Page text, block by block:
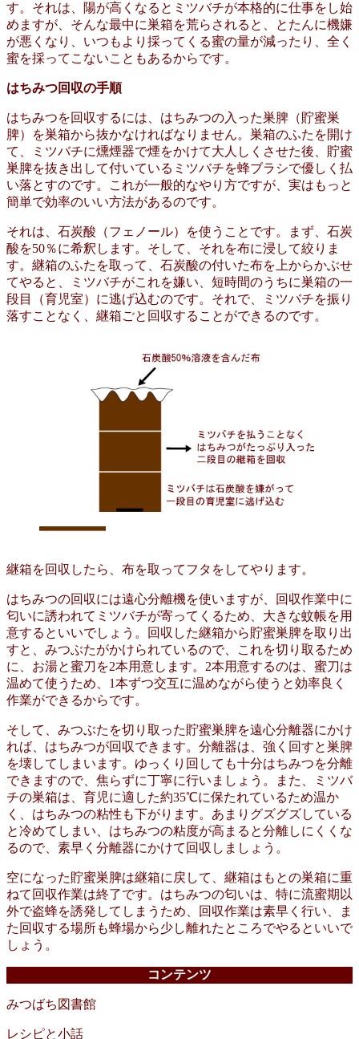
す。それは、陽が高くなるとミツバチが本格的に仕事をし始
めますが、そんな最中に巣箱を荒らされると、とたんに機嫌
が悪くなり、いつもより採ってくる蜜の量が減ったり、全く
蜜を採ってこないこともあるからです。
はちみつ回収の手順
はちみつを回収するには、はちみつの入った巣脾（貯蜜巣
脾）を巣箱から抜かなければなりません。巣箱のふたを開け
て、ミツバチに燻煙器で煙をかけて大人しくさせた後、貯蜜
巣脾を抜き出して付いているミツバチを蜂ブラシで優しく払
い落とすのです。これが一般的なやり方ですが、実はもっと
簡単で効率のいい方法があるのです。
それは、石炭酸（フェノール）を使うことです。まず、石炭
酸を50％に希釈します。そして、それを布に浸して絞りま
す。継箱のふたを取って、石炭酸の付いた布を上からかぶせ
てやると、ミツバチがこれを嫌い、短時間のうちに巣箱の一
段目（育児室）に逃げ込むのです。それで、ミツバチを振り
落すことなく、継箱ごと回収することができるのです。
継箱を回収したら、布を取ってフタをしてやります。
はちみつの回収には遠心分離機を使いますが、回収作業中に
匂いに誘われてミツバチが寄ってくるため、大きな蚊帳を用
意するといいでしょう。回収した継箱から貯蜜巣脾を取り出
すと、みつぶたがかけられているので、これを切り取るため
に、お湯と蜜刀を2本用意します。2本用意するのは、蜜刀は
温めて使うため、1本ずつ交互に温めながら使うと効率良く
作業ができるからです。
そして、みつぶたを切り取った貯蜜巣脾を遠心分離器にかけ
れば、はちみつが回収できます。分離器は、強く回すと巣脾
を壊してしまいます。ゆっくり回しても十分はちみつを分離
できますので、焦らずに丁寧に行いましょう。また、ミツバ
チの巣箱は、育児に適した約35℃に保たれているため温か
く、はちみつの粘性も下がります。あまりグズグズしている
と冷めてしまい、はちみつの粘度が高まると分離しにくくな
るので、素早く分離器にかけて回収しましょう。
空になった貯蜜巣脾は継箱に戻して、継箱はもとの巣箱に重
ねて回収作業は終了です。はちみつの匂いは、特に流蜜期以
外で盗蜂を誘発してしまうため、回収作業は素早く行い、ま
た回収する場所も蜂場から少し離れたところでやるといいで
しょう。
コンテンツ
みつばち図書館
レシピと小話